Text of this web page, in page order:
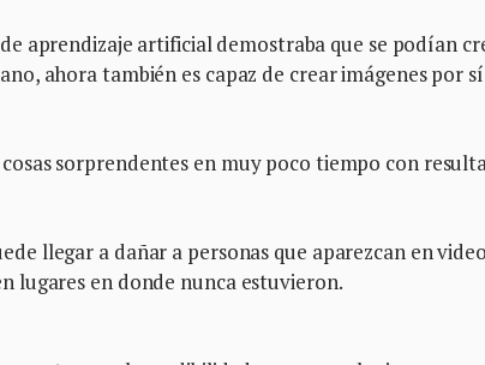
aprendizaje artificial demostraba que se podían
ahora también es capaz de crear imágenes por sí
sorprendentes en muy poco tiempo con
llegar a dañar a personas que aparezcan en
lugares en donde nunca estuvieron.